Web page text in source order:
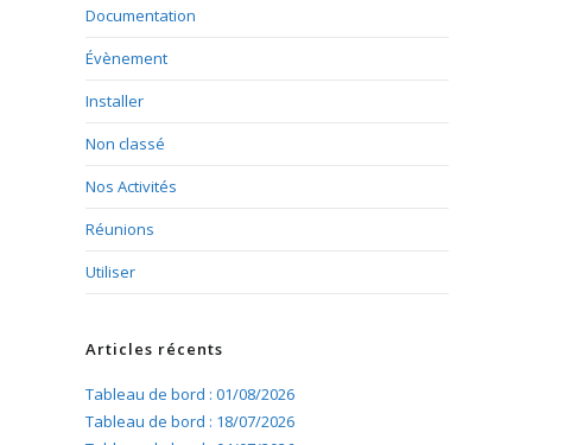
Documentation
Évènement
Installer
Non classé
Nos Activités
Réunions
Utiliser
Articles récents
Tableau de bord : 01/08/2026
Tableau de bord : 18/07/2026